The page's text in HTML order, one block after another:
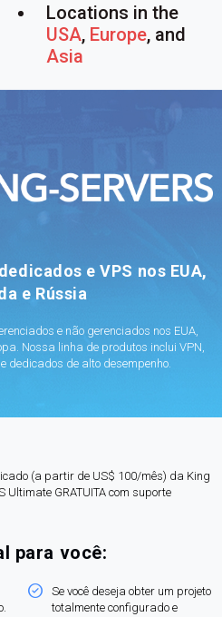
Locations in the
USA, Europe, and
Asia
e VPS nos EUA,
e Rússia
e não gerenciados nos EUA,
Nossa linha de produtos inclui VPN,
dedicados de alto desempenho.
(a partir de US$ 100/mês) da King
Ultimate GRATUITA com suporte
para você:
Se você deseja obter um projeto
totalmente configurado e